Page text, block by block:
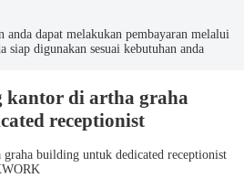
dapat melakukan pembayaran melalui
digunakan sesuai kebutuhan anda
kantor di artha graha
receptionist
building untuk dedicated receptionist